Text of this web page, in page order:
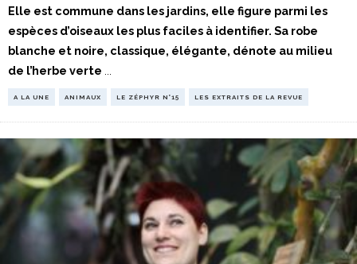
Elle est commune dans les jardins, elle figure parmi les
espèces d’oiseaux les plus faciles à identifier. Sa robe
blanche et noire, classique, élégante, dénote au milieu
de l’herbe verte
A LA UNE ANIMAUX LE ZÉPHYR N°15 LES EXTRAITS DE LA REVUE